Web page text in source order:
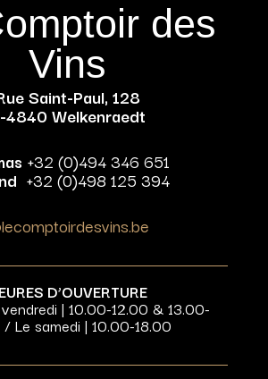
des
Vins
Saint-Paul, 128
4840 Welkenraedt
+32 (0)494 346 651
+32 (0)498 125 394
D’OUVERTURE
| 10.00-12.00 & 13.00-
Le samedi | 10.00-18.00